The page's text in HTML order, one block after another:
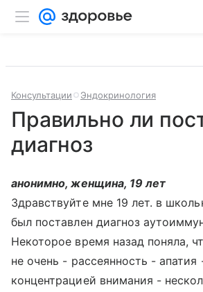
Консультации Эндокринология
Правильно ли
диагноз
анонимно, женщина, 19 лет
Здравствуйте мне 19 лет. в
был поставлен диагноз
Некоторое время назад поняла,
не очень - рассеянность -
концентрацией внимания -